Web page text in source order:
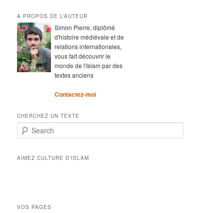
A PROPOS DE L’AUTEUR
Simon Pierre, diplômé
d'histoire médiévale et de
relations internationales,
vous fait découvrir le
monde de l'Islam par des
textes anciens
Contactez-moi
CHERCHEZ UN TEXTE
Search
AIMEZ CULTURE D’ISLAM
VOS PAGES